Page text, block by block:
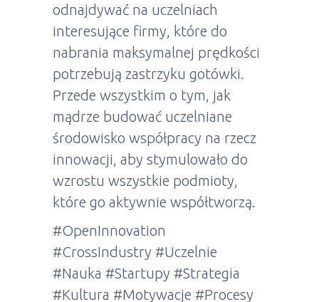
odnajdywać na uczelniach
interesujące firmy, które do
nabrania maksymalnej prędkości
potrzebują zastrzyku gotówki.
Przede wszystkim o tym, jak
mądrze budować uczelniane
środowisko współpracy na rzecz
innowacji, aby stymulowało do
wzrostu wszystkie podmioty,
które go aktywnie współtworzą.
#OpenInnovation
#CrossIndustry #Uczelnie
#Nauka #Startupy #Strategia
#Kultura #Motywacje #Procesy